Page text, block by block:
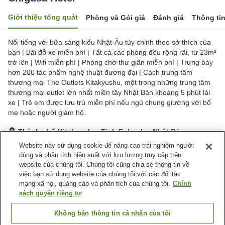
Giới thiệu tổng quát Phòng và Gói giá Đánh giá Thông
Nổi tiếng với bữa sáng kiểu Nhật-Âu tùy chỉnh theo sở thích của
bạn | Bãi đỗ xe miễn phí | Tất cả các phòng đều rộng rãi, từ 23m²
trở lên | Wifi miễn phí | Phòng chờ thư giãn miễn phí | Trưng bày
hơn 200 tác phẩm nghệ thuật đương đại | Cách trung tâm
thương mại The Outlets Kitakyushu, một trong những trung tâm
thương mại outlet lớn nhất miền tây Nhật Bản khoảng 5 phút lái
xe | Trẻ em được lưu trú miễn phí nếu ngủ chung giường với bố
mẹ hoặc người giám hộ.
Thành phố Kitakyushu, Tỉnh Fukuoka, Nhật Bản
Hiển thị trên bản đồ
Tuyệt vời Đánh giá:231 lượt
Tiện nghi chỗ nghỉ
Wi-Fi
Spa / Salon
Hoàn toàn không hút thuốc
Website này sử dụng cookie để nâng cao trải nghiệm người
dùng và phân tích hiệu suất với lưu lượng truy cập trên
website của chúng tôi. Chúng tôi cũng chia sẻ thông tin về
việc bạn sử dụng website của chúng tôi với các đối tác
mạng xã hội, quảng cáo và phân tích của chúng tôi. Chính
sách quyền riêng tư
Không bán thông tin cá nhân của tôi